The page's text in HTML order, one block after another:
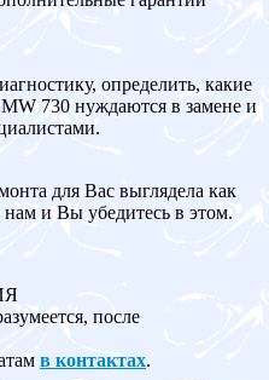
определить, какие
730 нуждаются в замене и
для Вас выглядела как
и Вы убедитесь в этом.
после
в контактах.